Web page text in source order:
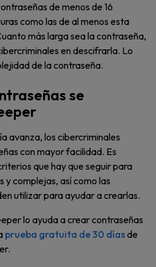
de menos de 16
como las de al menos esta
más larga sea la contraseña,
en descifrarla. Lo
de la contraseña.
se
avanza, los cibercriminales
con mayor facilidad. Es
que hay que seguir para
y complejas, así como las
utilizar para ayudar a crearlas.
lo ayuda a crear contraseñas
prueba gratuita de 30 díasde